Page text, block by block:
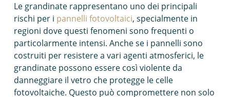
Le grandinate rappresentano uno dei principali
rischi per i pannelli fotovoltaici, specialmente in
regioni dove questi fenomeni sono frequenti o
particolarmente intensi. Anche se i pannelli sono
costruiti per resistere a vari agenti atmosferici, le
grandinate possono essere così violente da
danneggiare il vetro che protegge le celle
fotovoltaiche. Questo può compromettere non solo